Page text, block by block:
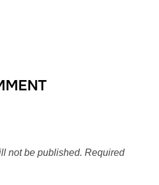
not be published. Required